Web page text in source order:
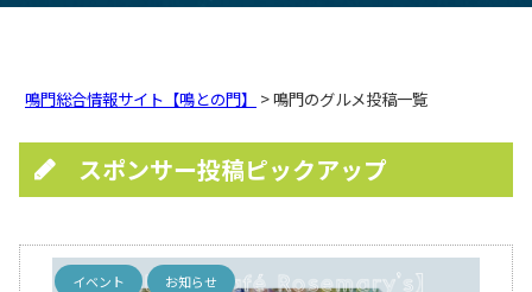
鳴門総合情報サイト【鳴との門】 > 鳴門のグルメ投稿一覧
スポンサー投稿ピックアップ
イベント お知らせ